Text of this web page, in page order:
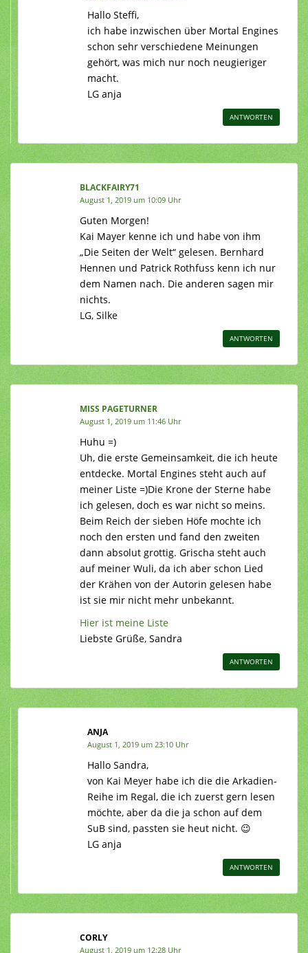
Hallo Steffi,
ich habe inzwischen über Mortal Engines
schon sehr verschiedene Meinungen
gehört, was mich nur noch neugieriger
macht.
LG anja
ANTWORTEN
BLACKFAIRY71
August 1, 2019 um 10:09 Uhr
Guten Morgen!
Kai Mayer kenne ich und habe von ihm
„Die Seiten der Welt“ gelesen. Bernhard
Hennen und Patrick Rothfuss kenn ich nur
dem Namen nach. Die anderen sagen mir
nichts.
LG, Silke
ANTWORTEN
MISS PAGETURNER
August 1, 2019 um 11:46 Uhr
Huhu =)
Uh, die erste Gemeinsamkeit, die ich heute
entdecke. Mortal Engines steht auch auf
meiner Liste =)Die Krone der Sterne habe
ich gelesen, doch es war nicht so meins.
Beim Reich der sieben Höfe mochte ich
noch den ersten und fand den zweiten
dann absolut grottig. Grischa steht auch
auf meiner Wuli, da ich aber schon Lied
der Krähen von der Autorin gelesen habe
ist sie mir nicht mehr unbekannt.
Hier ist meine Liste
Liebste Grüße, Sandra
ANTWORTEN
ANJA
August 1, 2019 um 23:10 Uhr
Hallo Sandra,
von Kai Meyer habe ich die die Arkadien-
Reihe im Regal, die ich zuerst gern lesen
möchte, aber da die ja schon auf dem
SuB sind, passten sie heut nicht. 😉
LG anja
ANTWORTEN
CORLY
August 1, 2019 um 12:28 Uhr